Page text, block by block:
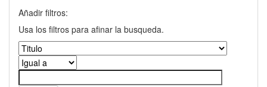
Añadir filtros:
Usa los filtros para afinar la busqueda.